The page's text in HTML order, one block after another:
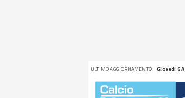
ULTIMO AGGIORNAMENTO: Giovedi 6